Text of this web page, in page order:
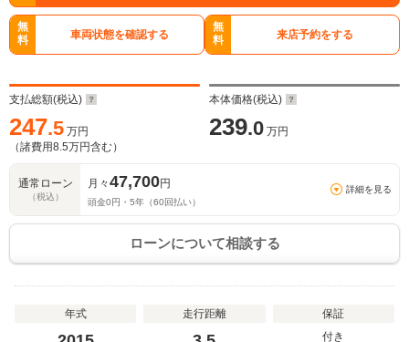
無
料
車両状態を確認する
無
料
来店予約をする
支払総額(税込)
247.5 万円
（諸費用8.5万円含む）
本体価格(税込)
239.0 万円
通常ローン
（税込）
月々47,700円
頭金0円・ 5年（60 回払い）
詳細を見る
ローンについて相談する
年式 走行距離
保証
付き